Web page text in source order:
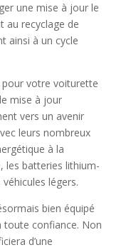
une mise à jour le
au recyclage de
ainsi à un cycle
votre voiturette
mise à jour
vers un avenir
leurs nombreux
à la
les batteries lithium-
légers.
bien équipé
confiance. Non
d’une